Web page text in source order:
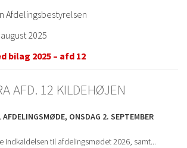
Afdelingsbestyrelsen
2025
bilag 2025 – afd 12
AFD. 12 KILDEHØJEN
ONSDAG 2. SEPTEMBER
indkaldelsen til afdelingsmødet 2026, samt...